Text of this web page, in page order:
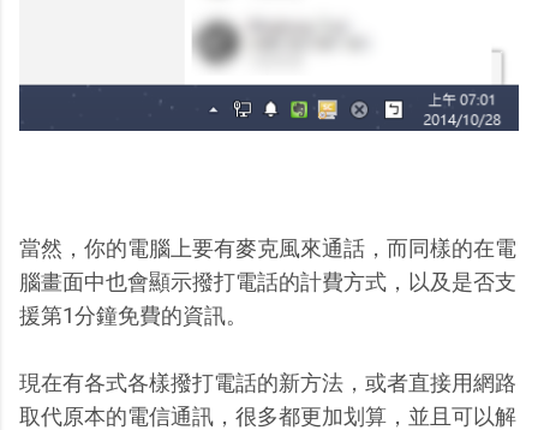
當然，你的電腦上要有麥克風來通話，而同樣的在電
腦畫面中也會顯示撥打電話的計費方式，以及是否支
援第1分鐘免費的資訊。
現在有各式各樣撥打電話的新方法，或者直接用網路
取代原本的電信通訊，很多都更加划算，並且可以解